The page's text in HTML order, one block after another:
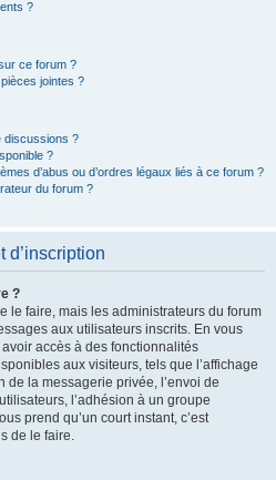
?
ce forum ?
jointes ?
discussions ?
?
d’abus ou d’ordres légaux liés à ce forum ?
du forum ?
d’inscription
?
le faire, mais les administrateurs du forum
aux utilisateurs inscrits. En vous
accès à des fonctionnalités
aux visiteurs, tels que l’affichage
de la messagerie privée, l’envoi de
l’adhésion à un groupe
prend qu’un court instant, c’est
de le faire.